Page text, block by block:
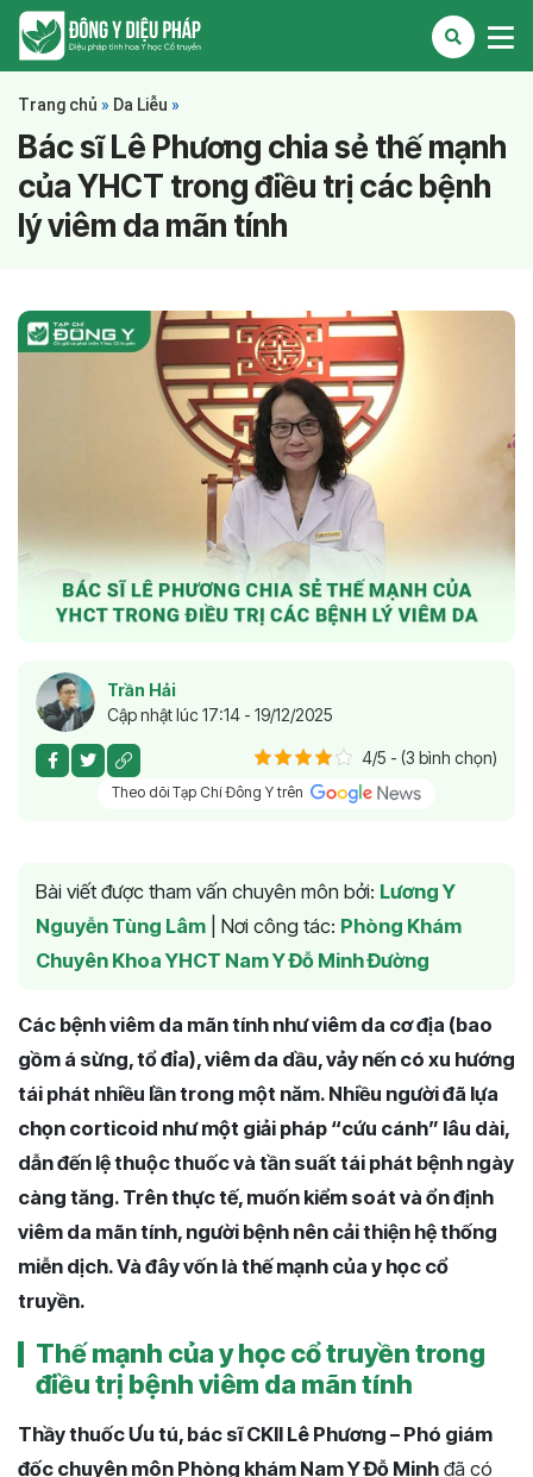
Trang chủ » Da Liễu »
Bác sĩ Lê Phương chia sẻ thế mạnh
của YHCT trong điều trị các bệnh
lý viêm da mãn tính
Trần Hải
Cập nhật lúc 17:14 - 19/12/2025
4/5 - (3 bình chọn)
Theo dõi Tạp Chí Đông Y trên
Bài viết được tham vấn chuyên môn bởi: Lương Y
Nguyễn Tùng Lâm
Nơi công tác: Phòng Khám
Chuyên Khoa YHCT Nam Y Đỗ Minh Đường
Các bệnh viêm da mãn tính như viêm da cơ địa (bao
gồm á sừng, tổ đỉa), viêm da dầu, vảy nến có xu hướng
tái phát nhiều lần trong một năm. Nhiều người đã lựa
chọn corticoid như một giải pháp “cứu cánh” lâu dài,
dẫn đến lệ thuộc thuốc và tần suất tái phát bệnh ngày
càng tăng. Trên thực tế, muốn kiểm soát và ổn định
viêm da mãn tính, người bệnh nên cải thiện hệ thống
miễn dịch. Và đây vốn là thế mạnh của y học cổ
truyền.
Thế mạnh của y học cổ truyền trong
điều trị bệnh viêm da mãn tính
Thầy thuốc Ưu tú, bác sĩ CKII Lê Phương – Phó giám
đốc chuyên môn Phòng khám Nam Y Đỗ Minh đã có